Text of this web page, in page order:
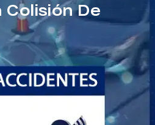
De